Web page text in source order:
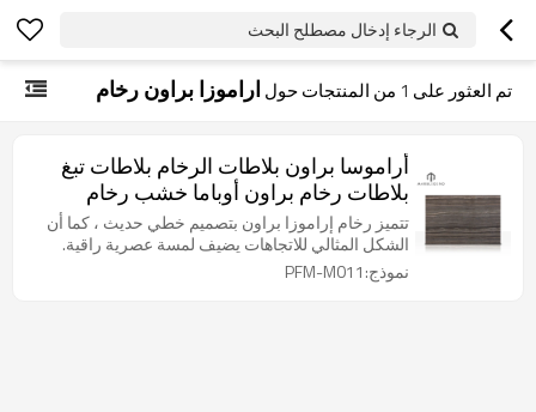
الرجاء إدخال مصطلح البحث
تم العثور على 1 من المنتجات حول اراموزا براون رخام
أراموسا براون بلاطات الرخام بلاطات تبغ
بلاطات رخام براون أوباما خشب رخام
تتميز رخام إراموزا براون بتصميم خطي حديث ، كما أن
الشكل المثالي للاتجاهات يضيف لمسة عصرية راقية.
نموذج:PFM-M011